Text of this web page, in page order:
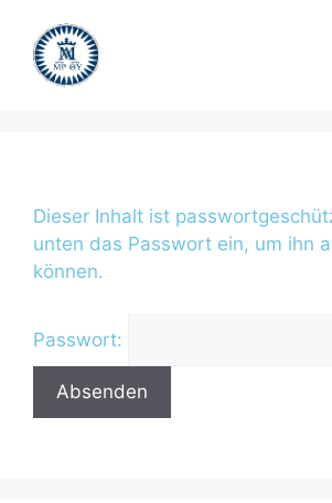
Dieser Inhalt ist
unten das Passwort ein, um ihn
können.
Passwort: